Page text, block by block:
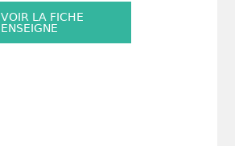
VOIR LA FICHE
ENSEIGNE